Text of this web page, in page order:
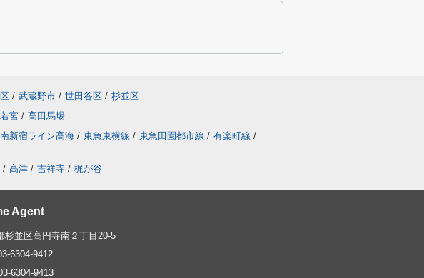
/ 武蔵野市 / 世田谷区 / 杉並区
若宮 / 高田馬場
新宿ライン高海 / 東急東横線 / 東急田園都市線 / 有楽町線 /
/ 高津 / 吉祥寺 / 梶が谷
Agent
杉並区高円寺南２丁目20-5
6304-9412
6304-9413